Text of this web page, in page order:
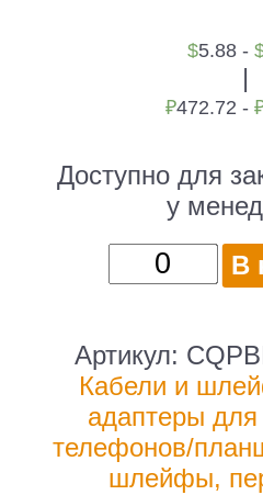
$5.88 -
|
₽472.72 -
Доступно для
у
Количество
товара
Vention
USB
3.0
AM/micro
B,
В
Артикул:
Кабели и
адаптеры
телефонов/
шлейфы,